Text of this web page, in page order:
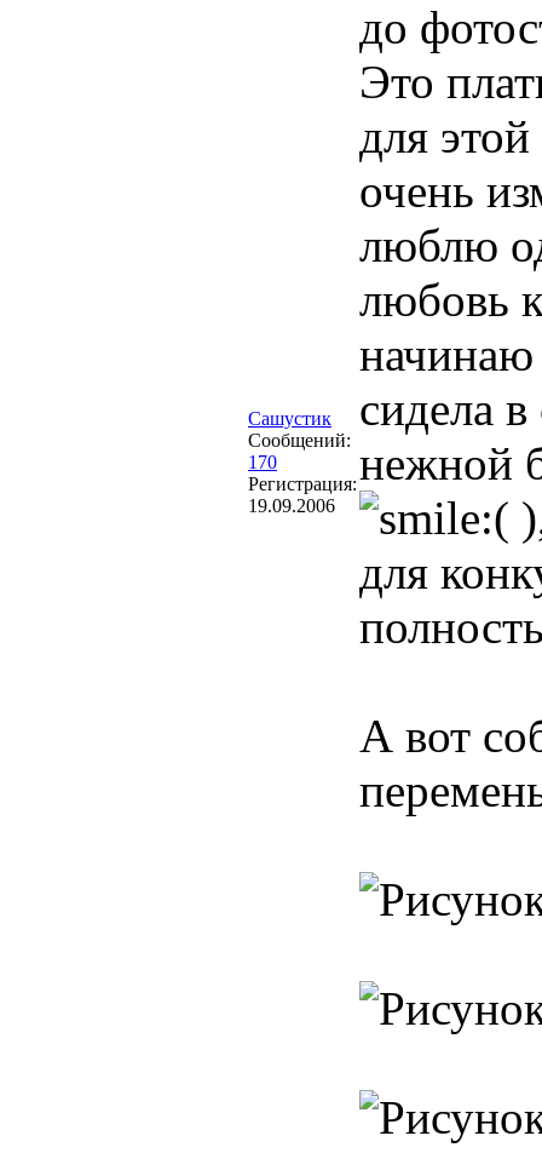
Сашустик
Сообщений:
170
Регистрация:
19.09.2006
до
Это
для
очень
люблю
любовь
начинаю
сидела
нежной
для
А вот